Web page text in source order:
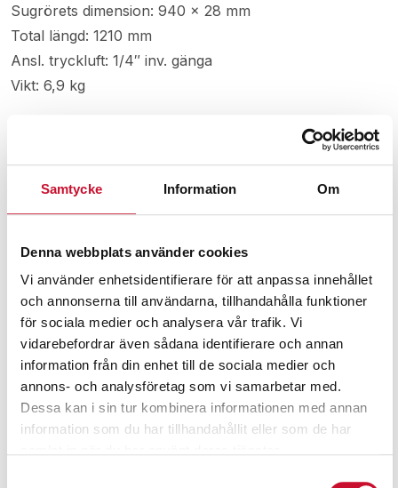
Samtycke Information Om
Denna webbplats använder cookies
Vi använder enhetsidentifierare för att anpassa innehållet
och annonserna till användarna, tillhandahålla funktioner
för sociala medier och analysera vår trafik. Vi
vidarebefordrar även sådana identifierare och annan
information från din enhet till de sociala medier och
annons- och analysföretag som vi samarbetar med.
Dessa kan i sin tur kombinera informationen med annan
information som du har tillhandahållit eller som de har
Sugrörets dimension: 940 x 28 mm
Total längd: 1210 mm
Ansl. tryckluft: 1/4″ inv. gänga
Vikt: 6,9 kg
Relaterade produkter